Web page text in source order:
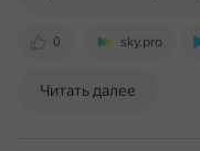
0 sky.pro
Читать далее